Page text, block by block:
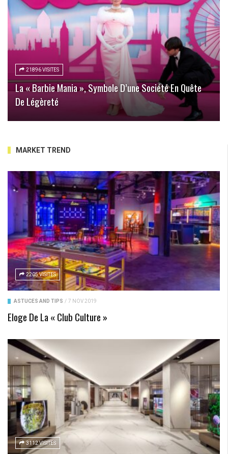
21896 VISITES
La « Barbie Mania », Symbole D’une Société En Quête
De Légèreté
MARKET TREND
2205 VISITES
ASTUCES AND TIPS / 7 NOV 2019
Eloge De La « Club Culture »
3112 VISITES